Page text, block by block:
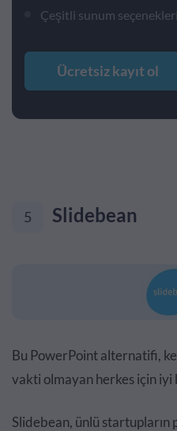
Çeşitli sunum
Ücretsiz kayıt ol
5 Slidebean
Bu PowerPoint alternatifi,
vakti olmayan herkes için iyi
Slidebean, ünlü